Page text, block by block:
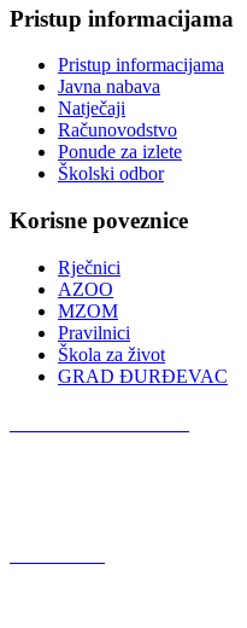
Pristup informacijama
Pristup informacijama
Javna nabava
Natječaji
Računovodstvo
Ponude za izlete
Školski odbor
Korisne poveznice
Rječnici
AZOO
MZOM
Pravilnici
Škola za život
GRAD ĐURĐEVAC